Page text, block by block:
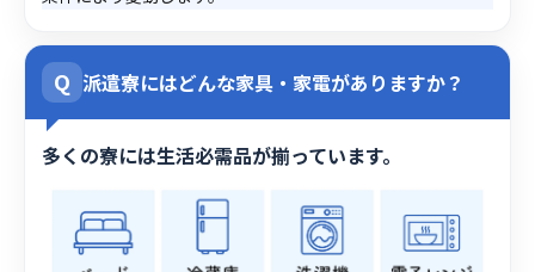
Q 派遣寮にはどんな家具・家電がありますか？
多くの寮には生活必需品が揃っています。